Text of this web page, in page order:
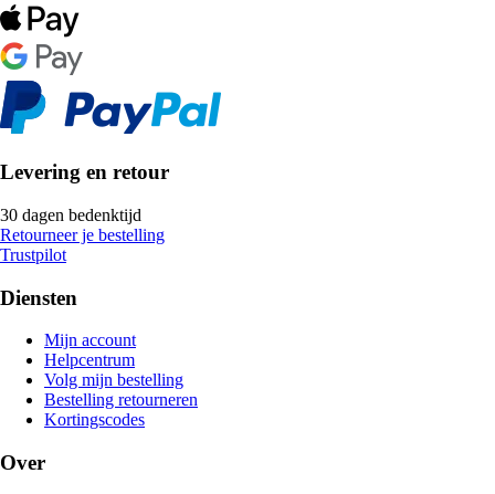
Levering en retour
30 dagen bedenktijd
Retourneer je bestelling
Trustpilot
Diensten
Mijn account
Helpcentrum
Volg mijn bestelling
Bestelling retourneren
Kortingscodes
Over